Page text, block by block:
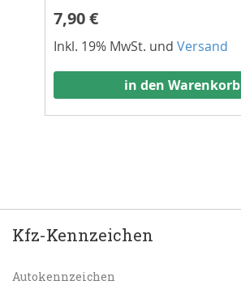
7,90 €
Inkl. 19% MwSt. und Versand
in den Warenkorb
Kfz-Kennzeichen
Autokennzeichen